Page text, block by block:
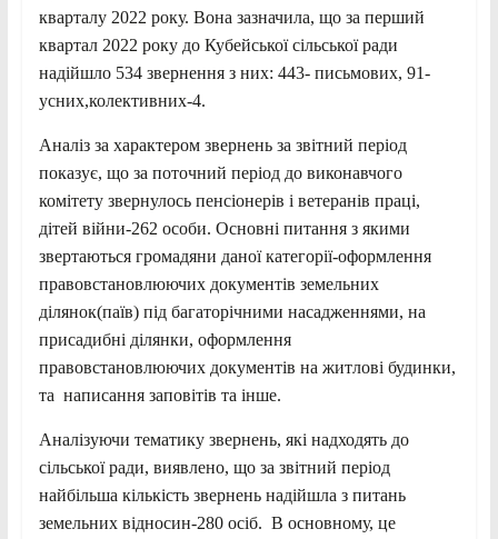
кварталу 2022 року. Вона зазначила, що за перший
квартал 2022 року до Кубейської сільської ради
надійшло 534 звернення з них: 443- письмових, 91-
усних,колективних-4.
Аналіз за характером звернень за звітний період
показує, що за поточний період до виконавчого
комітету звернулось пенсіонерів і ветеранів праці,
дітей війни-262 особи. Основні питання з якими
звертаються громадяни даної категорії-оформлення
правовстановлюючих документів земельних
ділянок(паїв) під багаторічними насадженнями, на
присадибні ділянки, оформлення
правовстановлюючих документів на житлові будинки,
та написання заповітів та інше.
Аналізуючи тематику звернень, які надходять до
сільської ради, виявлено, що за звітний період
найбільша кількість звернень надійшла з питань
земельних відносин-280 осіб. В основному, це